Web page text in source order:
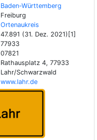
Baden-Württemberg
Freiburg
Ortenaukreis
47.891 (31. Dez. 2021)[1]
77933
07821
Rathausplatz 4, 77933
Lahr/Schwarzwald
www.lahr.de